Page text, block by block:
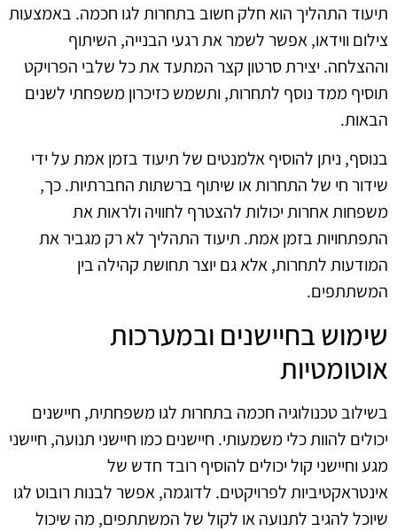
תיעוד התהליך הוא חלק חשוב בתחרות לגו חכמה. באמצעות
צילום ווידאו, אפשר לשמר את רגעי הבנייה, השיתוף
וההצלחה. יצירת סרטון קצר המתעד את כל שלבי הפרויקט
תוסיף ממד נוסף לתחרות, ותשמש כזיכרון משפחתי לשנים
הבאות.
בנוסף, ניתן להוסיף אלמנטים של תיעוד בזמן אמת על ידי
שידור חי של התחרות או שיתוף ברשתות החברתיות. כך,
משפחות אחרות יכולות להצטרף לחוויה ולראות את
התפתחויות בזמן אמת. תיעוד התהליך לא רק מגביר את
המודעות לתחרות, אלא גם יוצר תחושת קהילה בין
המשתתפים.
שימוש בחיישנים ובמערכות
אוטומטיות
בשילוב טכנולוגיה חכמה בתחרות לגו משפחתית, חיישנים
יכולים להוות כלי משמעותי. חיישנים כמו חיישני תנועה, חיישני
מגע וחיישני קול יכולים להוסיף רובד חדש של
אינטראקטיביות לפרויקטים. לדוגמה, אפשר לבנות רובוט לגו
שיוכל להגיב לתנועה או לקול של המשתתפים, מה שיכול